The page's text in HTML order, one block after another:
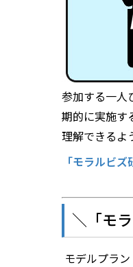
参加する一人
期的に実施す
理解できるよ
「モラルビ
＼「モ
―― モデルプラ